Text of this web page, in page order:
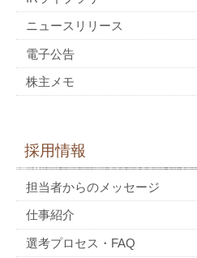
ニュースリリース
電子公告
株主メモ
採用情報
担当者からのメッセージ
仕事紹介
選考プロセス・FAQ